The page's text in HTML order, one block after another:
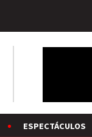
ESPECTÁCULOS